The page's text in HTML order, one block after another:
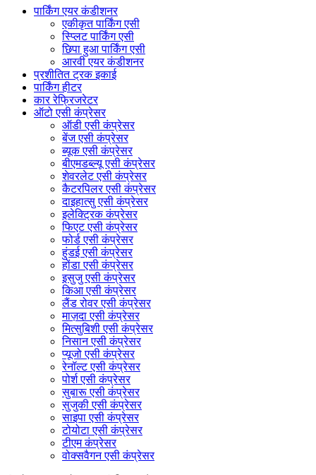
पार्किंग एयर कंडीशनर
एकीकृत पार्किंग एसी
स्प्लिट पार्किंग एसी
छिपा हुआ पार्किंग एसी
आरवी एयर कंडीशनर
प्रशीतित ट्रक इकाई
पार्किंग हीटर
कार रेफ्रिजरेटर
ऑटो एसी कंप्रेसर
ऑडी एसी कंप्रेसर
बेंज एसी कंप्रेसर
ब्यूक एसी कंप्रेसर
बीएमडब्ल्यू एसी कंप्रेसर
शेवरलेट एसी कंप्रेसर
कैटरपिलर एसी कंप्रेसर
दाइहात्सु एसी कंप्रेसर
इलेक्ट्रिक कंप्रेसर
फिएट एसी कंप्रेसर
फोर्ड एसी कंप्रेसर
हुंडई एसी कंप्रेसर
होंडा एसी कंप्रेसर
इसुजु एसी कंप्रेसर
किआ एसी कंप्रेसर
लैंड रोवर एसी कंप्रेसर
माज़दा एसी कंप्रेसर
मित्सुबिशी एसी कंप्रेसर
निसान एसी कंप्रेसर
प्यूजो एसी कंप्रेसर
रेनॉल्ट एसी कंप्रेसर
पोर्श एसी कंप्रेसर
सुबारू एसी कंप्रेसर
सुजुकी एसी कंप्रेसर
साइपा एसी कंप्रेसर
टोयोटा एसी कंप्रेसर
टीएम कंप्रेसर
वोक्सवैगन एसी कंप्रेसर